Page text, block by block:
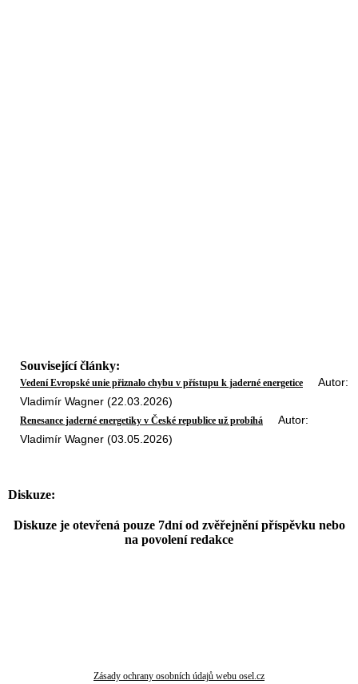
Související články:
Vedení Evropské unie přiznalo chybu v přístupu k jaderné energetice Autor:
Vladimír Wagner (22.03.2026)
Renesance jaderné energetiky v České republice už probíhá Autor:
Vladimír Wagner (03.05.2026)
Diskuze:
Diskuze je otevřená pouze 7dní od zvěřejnění příspěvku nebo
na povolení redakce
Zásady ochrany osobních údajů webu osel.cz